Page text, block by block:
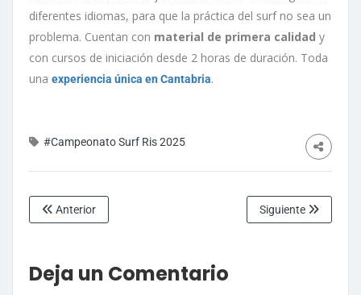
diferentes idiomas, para que la práctica del surf no sea un
problema. Cuentan con material de primera calidad y
con cursos de iniciación desde 2 horas de duración. Toda
una experiencia única en Cantabria.
#Campeonato Surf Ris 2025
Anterior Siguiente
Deja un Comentario